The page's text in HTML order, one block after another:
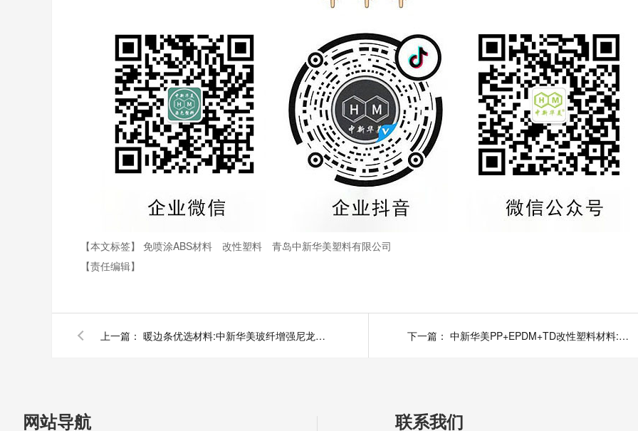
【本文标签】 免喷涂ABS材料 改性塑料
青岛中新华美塑料有限公司
【责任编辑】
上一篇： 暖边条优选材料:中新华美玻纤增强尼龙塑料颗粒性能解析 下一篇： 中新华美PP+EPDM+TD改性塑料材料:汽车保险杠专用优选方案
网站导航 联系我们